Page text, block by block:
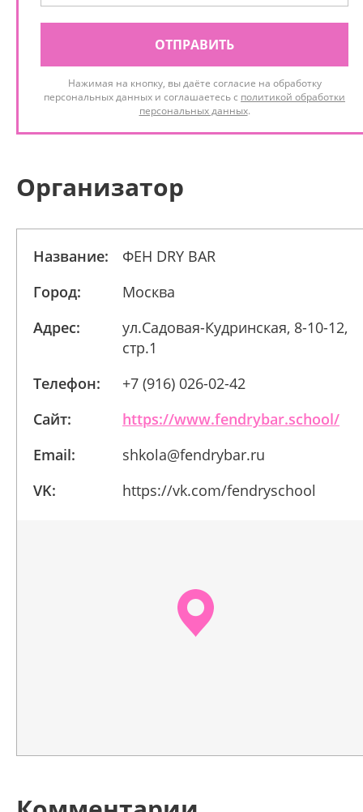
ОТПРАВИТЬ
Нажимая на кнопку, вы даёте согласие на обработку
персональных данных и соглашаетесь с политикой обработки
персональных данных.
Организатор
Название:
ФЕН DRY BAR
Город:
Москва
Адрес:
ул.Садовая-Кудринская, 8-10-12,
стр.1
Телефон:
+7 (916) 026-02-42
Сайт:
https://www.fendrybar.school/
Email:
shkola@fendrybar.ru
VK:
https://vk.com/fendryschool